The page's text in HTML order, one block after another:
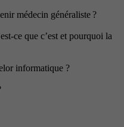
médecin généraliste ?
ce que c’est et pourquoi la
informatique ?